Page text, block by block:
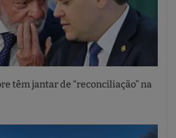
têm jantar de “reconciliação” na